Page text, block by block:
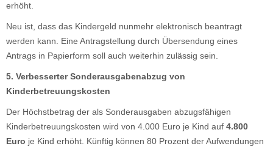
erhöht.
Neu ist, dass das Kindergeld nunmehr elektronisch beantragt
werden kann. Eine Antragstellung durch Übersendung eines
Antrags in Papierform soll auch weiterhin zulässig sein.
5. Verbesserter Sonderausgabenabzug von
Kinderbetreuungskosten
Der Höchstbetrag der als Sonderausgaben abzugsfähigen
Kinderbetreuungskosten wird von 4.000 Euro je Kind auf 4.800
Euro je Kind erhöht. Künftig können 80 Prozent der Aufwendungen